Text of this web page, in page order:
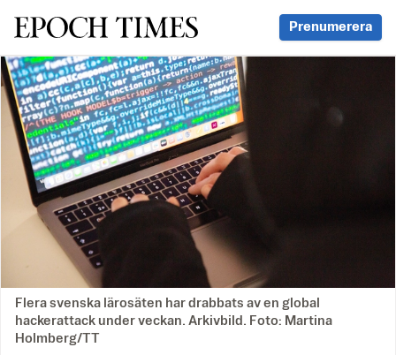
Svenska Epoch Times Prenumerera
Flera svenska lärosäten har drabbats av en global
hackerattack under veckan. Arkivbild. Foto: Martina
Holmberg/TT